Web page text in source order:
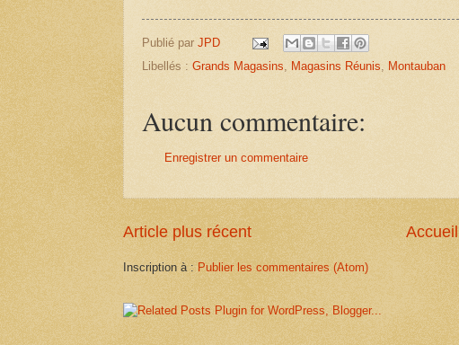
Publié par JPD
Libellés : Grands Magasins, Magasins Réunis, Montauban
Aucun commentaire:
Enregistrer un commentaire
Article plus récent Accueil
Inscription à :Publier les commentaires (Atom)